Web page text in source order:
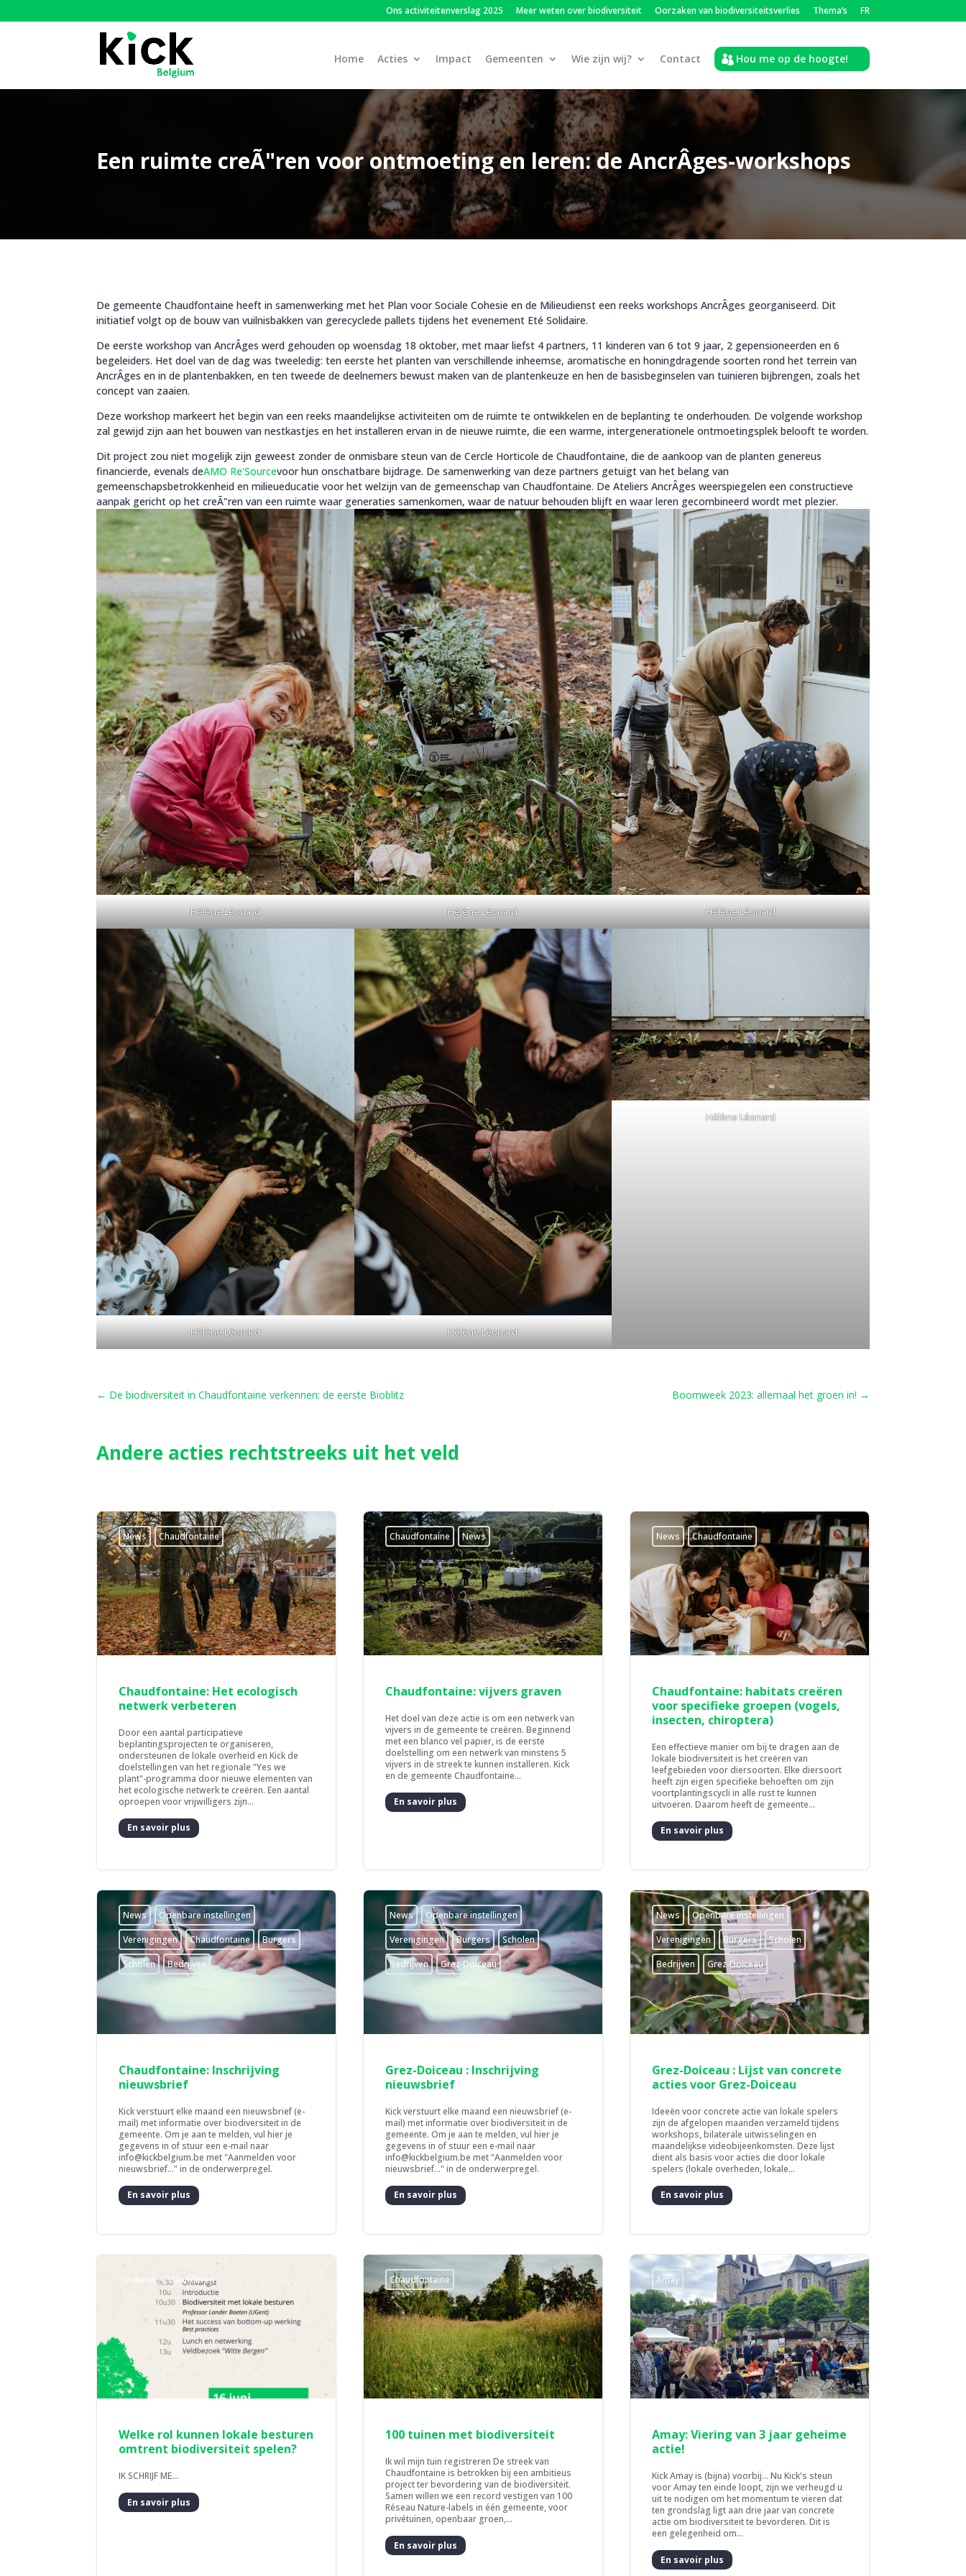
Ons activiteitenverslag 2025 Meer weten over biodiversiteit Oorzaken van biodiversiteitsverlies Thema’s FR
Home Acties Impact Gemeenten Wie zijn wij? Contact Hou me op de hoogte!
Een ruimte creÃ"ren voor ontmoeting en leren: de AncrÂges-workshops
De gemeente Chaudfontaine heeft in samenwerking met het Plan voor Sociale Cohesie en de Milieudienst een reeks workshops AncrÂges georganiseerd. Dit
initiatief volgt op de bouw van vuilnisbakken van gerecyclede pallets tijdens het evenement Eté Solidaire.
De eerste workshop van AncrÂges werd gehouden op woensdag 18 oktober, met maar liefst 4 partners, 11 kinderen van 6 tot 9 jaar, 2 gepensioneerden en 6
begeleiders. Het doel van de dag was tweeledig: ten eerste het planten van verschillende inheemse, aromatische en honingdragende soorten rond het terrein van
AncrÂges en in de plantenbakken, en ten tweede de deelnemers bewust maken van de plantenkeuze en hen de basisbeginselen van tuinieren bijbrengen, zoals het
concept van zaaien.
Deze workshop markeert het begin van een reeks maandelijkse activiteiten om de ruimte te ontwikkelen en de beplanting te onderhouden. De volgende workshop
zal gewijd zijn aan het bouwen van nestkastjes en het installeren ervan in de nieuwe ruimte, die een warme, intergenerationele ontmoetingsplek belooft te worden.
Dit project zou niet mogelijk zijn geweest zonder de onmisbare steun van de Cercle Horticole de Chaudfontaine, die de aankoop van de planten genereus
financierde, evenals deAMO Re'Sourcevoor hun onschatbare bijdrage. De samenwerking van deze partners getuigt van het belang van
gemeenschapsbetrokkenheid en milieueducatie voor het welzijn van de gemeenschap van Chaudfontaine. De Ateliers AncrÂges weerspiegelen een constructieve
aanpak gericht op het creÃ"ren van een ruimte waar generaties samenkomen, waar de natuur behouden blijft en waar leren gecombineerd wordt met plezier.
Hélène Léonard Hélène Léonard Hélène Léonard
Hélène Léonard Hélène Léonard
Hélène Léonard
← De biodiversiteit in Chaudfontaine verkennen: de eerste Bioblitz Boomweek 2023: allemaal het groen in! →
Andere acties rechtstreeks uit het veld
News Chaudfontaine
Chaudfontaine: Het ecologisch
netwerk verbeteren
Door een aantal participatieve
beplantingsprojecten te organiseren,
ondersteunen de lokale overheid en Kick de
doelstellingen van het regionale "Yes we
plant"-programma door nieuwe elementen van
het ecologische netwerk te creëren. Een aantal
oproepen voor vrijwilligers zijn...
En savoir plus
Chaudfontaine News
Chaudfontaine: vijvers graven
Het doel van deze actie is om een netwerk van
vijvers in de gemeente te creëren. Beginnend
met een blanco vel papier, is de eerste
doelstelling om een netwerk van minstens 5
vijvers in de streek te kunnen installeren. Kick
en de gemeente Chaudfontaine...
En savoir plus
News Chaudfontaine
Chaudfontaine: habitats creëren
voor specifieke groepen (vogels,
insecten, chiroptera)
Een effectieve manier om bij te dragen aan de
lokale biodiversiteit is het creëren van
leefgebieden voor diersoorten. Elke diersoort
heeft zijn eigen specifieke behoeften om zijn
voortplantingscycli in alle rust te kunnen
uitvoeren. Daarom heeft de gemeente...
En savoir plus
News
­Openbare instellingen
­Verenigingen
Chaudfontaine
Burgers
Scholen
Bedrijven
Chaudfontaine: Inschrijving
nieuwsbrief
Kick verstuurt elke maand een nieuwsbrief (e-
mail) met informatie over biodiversiteit in de
gemeente. Om je aan te melden, vul hier je
gegevens in of stuur een e-mail naar
info@kickbelgium.be met "Aanmelden voor
nieuwsbrief..." in de onderwerpregel.
En savoir plus
News
­Openbare instellingen
­Verenigingen
Burgers
Scholen
Bedrijven
Grez-Doiceau
Grez-Doiceau : Inschrijving
nieuwsbrief
Kick verstuurt elke maand een nieuwsbrief (e-
mail) met informatie over biodiversiteit in de
gemeente. Om je aan te melden, vul hier je
gegevens in of stuur een e-mail naar
info@kickbelgium.be met "Aanmelden voor
nieuwsbrief..." in de onderwerpregel.
En savoir plus
News
­Openbare instellingen
­Verenigingen
Burgers
Scholen
Bedrijven
Grez-Doiceau
Grez-Doiceau : Lijst van concrete
acties voor Grez-Doiceau
Ideeën voor concrete actie van lokale spelers
zijn de afgelopen maanden verzameld tijdens
workshops, bilaterale uitwisselingen en
maandelijkse videobijeenkomsten. Deze lijst
dient als basis voor acties die door lokale
spelers (lokale overheden, lokale...
En savoir plus
Stekene Vlaanderen
Welke rol kunnen lokale besturen
omtrent biodiversiteit spelen?
IK SCHRIJF ME...
En savoir plus
Chaudfontaine
100 tuinen met biodiversiteit
Ik wil mijn tuin registreren De streek van
Chaudfontaine is betrokken bij een ambitieus
project ter bevordering van de biodiversiteit.
Samen willen we een record vestigen van 100
Réseau Nature-labels in één gemeente, voor
privétuinen, openbaar groen,...
En savoir plus
Amay
Amay: Viering van 3 jaar geheime
actie!
Kick Amay is (bijna) voorbij... Nu Kick's steun
voor Amay ten einde loopt, zijn we verheugd u
uit te nodigen om het momentum te vieren dat
ten grondslag ligt aan drie jaar van concrete
actie om biodiversiteit te bevorderen. Dit is
een gelegenheid om...
En savoir plus